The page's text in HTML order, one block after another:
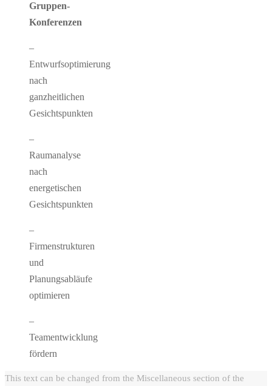
Gruppen-
Konferenzen
–
Entwurfsoptimierung
nach
ganzheitlichen
Gesichtspunkten
–
Raumanalyse
nach
energetischen
Gesichtspunkten
–
Firmenstrukturen
und
Planungsabläufe
optimieren
–
Teamentwicklung
fördern
This text can be changed from the Miscellaneous section of the